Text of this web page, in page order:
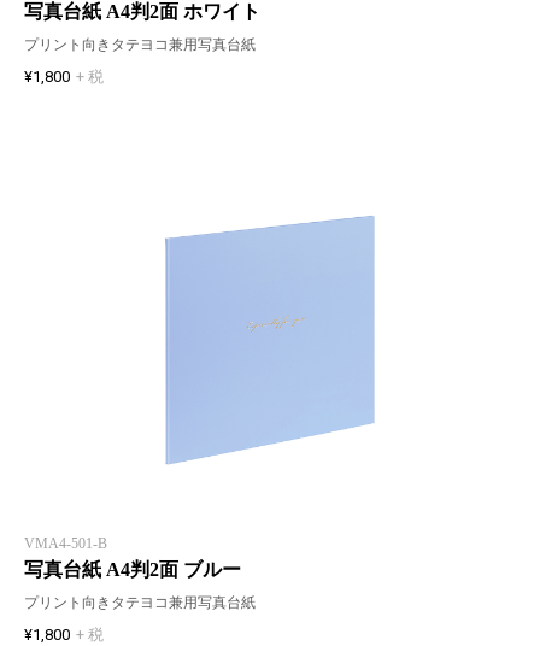
写真台紙 A4判2面 ホワイト
プリント向きタテヨコ兼用写真台紙
¥1,800 + 税
VMA4-501-B
写真台紙 A4判2面 ブルー
プリント向きタテヨコ兼用写真台紙
¥1,800 + 税